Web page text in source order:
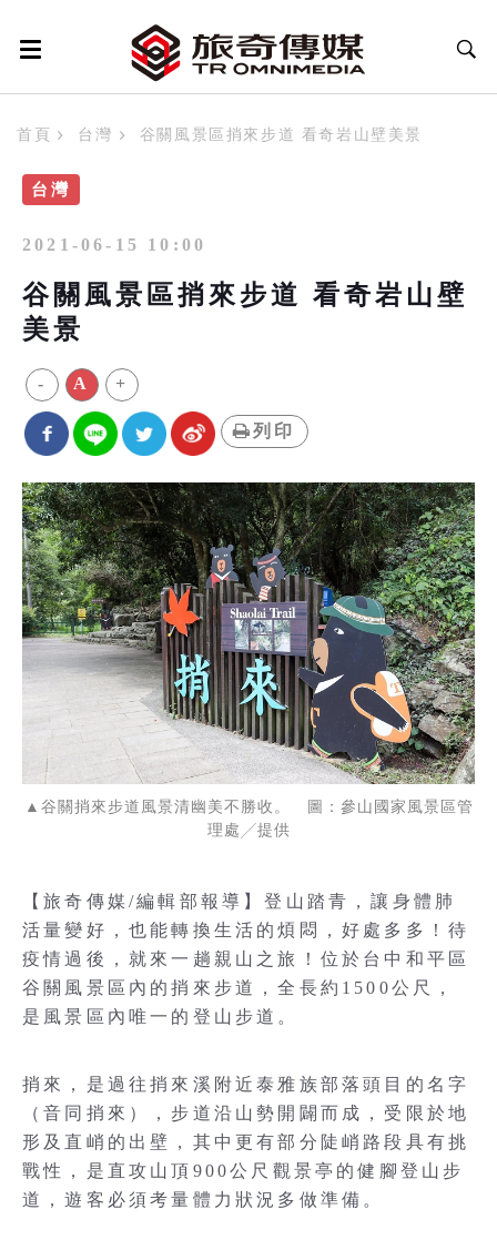
首頁 台灣 谷關風景區捎來步道 看奇岩山壁美景
台灣
2021-06-15 10:00
谷關風景區捎來步道 看奇岩山壁
美景
- A +
列印
▲谷關捎來步道風景清幽美不勝收。 圖：參山國家風景區管
理處╱提供
【旅奇傳媒/編輯部報導】登山踏青，讓身體肺
活量變好，也能轉換生活的煩悶，好處多多！待
疫情過後，就來一趟親山之旅！位於台中和平區
谷關風景區內的捎來步道，全長約1500公尺，
是風景區內唯一的登山步道。
捎來，是過往捎來溪附近泰雅族部落頭目的名字
（音同捎來），步道沿山勢開闢而成，受限於地
形及直峭的出壁，其中更有部分陡峭路段具有挑
戰性，是直攻山頂900公尺觀景亭的健腳登山步
道，遊客必須考量體力狀況多做準備。